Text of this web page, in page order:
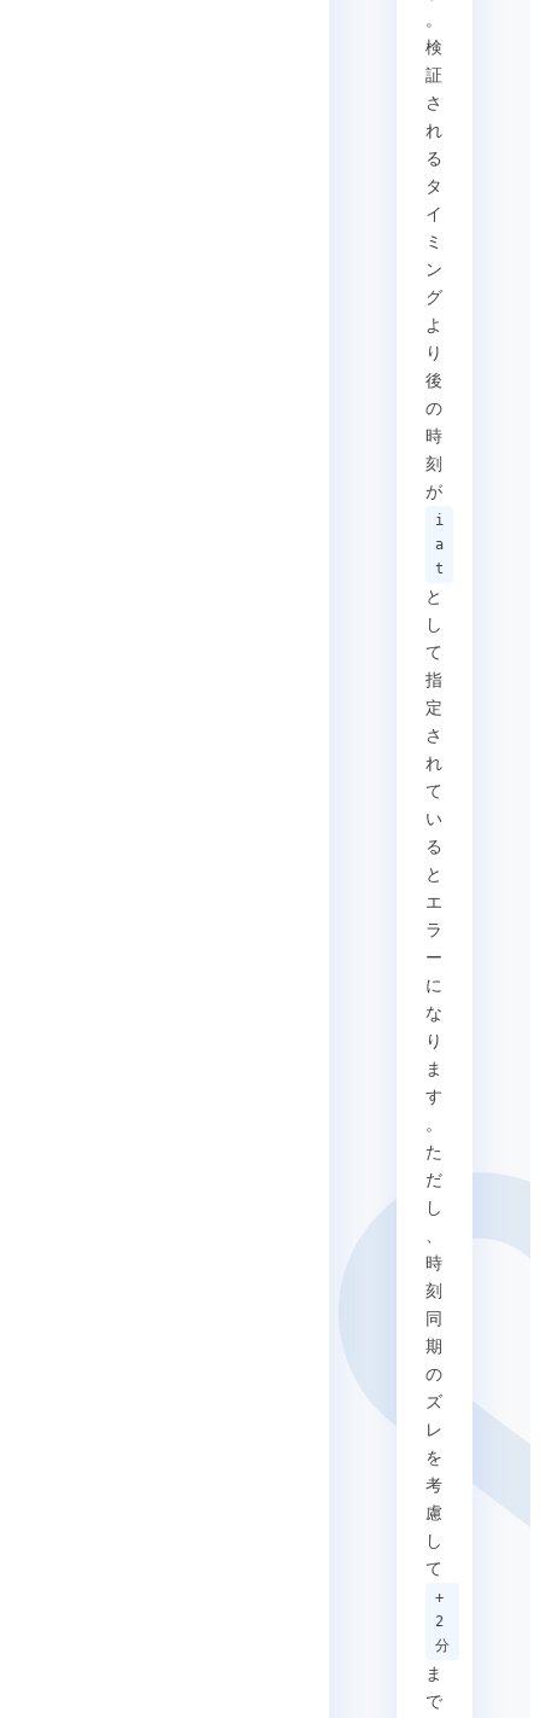
。
検
証
さ
れ
る
タ
イ
ミ
ン
グ
よ
り
後
の
時
刻
が
i
a
t
と
し
て
指
定
さ
れ
て
い
る
と
エ
ラ
ー
に
な
り
ま
す
。
た
だ
し
時
刻
同
期
の
ズ
レ
を
考
慮
し
て
+
2
分
ま
で